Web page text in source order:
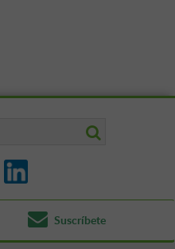
Suscríbete